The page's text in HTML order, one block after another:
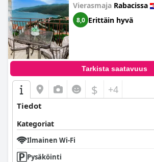
Vierasmaja Rabacissa
8,0 Erittäin hyvä
Tarkista saatavuus
$ +4
Tiedot
Kategoriat
Ilmainen Wi-Fi
Pysäköinti